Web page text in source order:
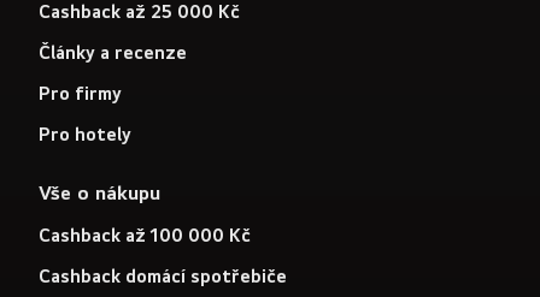
Cashback až 25 000 Kč
Články a recenze
Pro firmy
Pro hotely
Vše o nákupu
Cashback až 100 000 Kč
Cashback domácí spotřebiče